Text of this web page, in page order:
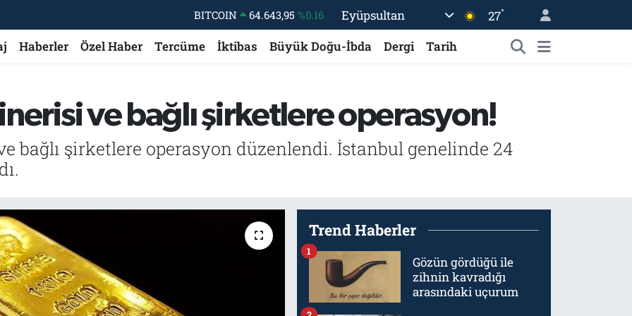
BITCOIN 64.643,95 %0.16
DOLAR
47,6006
%0.06
GRAM ALTIN
6513.94 %0.32
BİST100
13.768 %48
Eyüpsultan 27°
Haberler Özel Haber Tercüme İktibas Büyük Doğu-İbda Dergi Tarih
ve bağlı şirketlere operasyon!
bağlı şirketlere operasyon düzenlendi. İstanbul genelinde 24
Trend Haberler
Gözün gördüğü ile
zihnin kavradığı
arasındaki uçurum
1